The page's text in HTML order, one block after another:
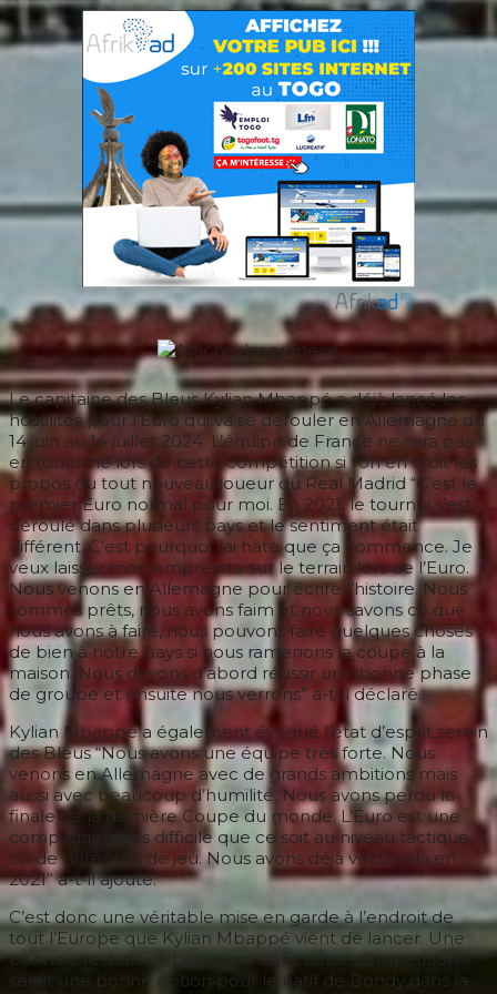
Le capitaine des Bleus Kylian Mbappé a déjà lancé les
hostilités pour l’Euro qui va se dérouler en Allemagne du
14 juin au 14 juillet 2024. L’équipe de France ne sera pas
en tourisme lors de cette compétition si l’on en croit les
propos du tout nouveau joueur du Real Madrid “C’est le
premier Euro normal pour moi. En 2021, le tournoi s’est
déroulé dans plusieurs pays et le sentiment était
différent. C’est pourquoi j’ai hâte que ça commence. Je
veux laisser mon empreinte sur le terrain lors de l’Euro.
Nous venons en Allemagne pour écrire l’histoire. Nous
sommes prêts, nous avons faim et nous savons ce que
nous avons à faire, nous pouvons faire quelques choses
de bien à notre pays si nous ramenons la coupe à la
maison. Nous devons d’abord réussir une bonne phase
de groupe et ensuite nous verrons” a-t-il déclaré.
Kylian Mbappé a également évoqué l’état d’esprit serein
des Bleus “Nous avons une équipe très forte. Nous
venons en Allemagne avec de grands ambitions mais
aussi avec beaucoup d’humilité. Nous avons perdu la
finale de la dernière Coupe du monde. L’Euro est une
compétition très difficile que ce soit au niveau tactique
ou de l’intensité de jeu. Nous avons déjà vécu cela en
2021” a-t-il ajouté.
C’est donc une véritable mise en garde à l’endroit de
tout l’Europe que Kylian Mbappé vient de lancer. Une
bonne prestation et un sacre dans cette compétition
serait une bonne option pour le natif de Bondy dans la